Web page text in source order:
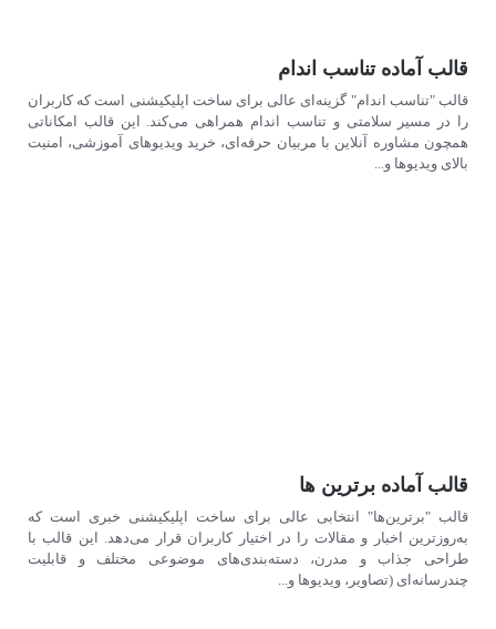
قالب آماده تناسب اندام
قالب "تناسب اندام" گزینه‌ای عالی برای ساخت اپلیکیشنی است که کاربران
را در مسیر سلامتی و تناسب اندام همراهی می‌کند. این قالب امکاناتی
همچون مشاوره آنلاین با مربیان حرفه‌ای، خرید ویدیوهای آموزشی، امنیت
بالای ویدیوها و...
قالب آماده برترین ها
قالب "برترین‌ها" انتخابی عالی برای ساخت اپلیکیشنی خبری است که
به‌روزترین اخبار و مقالات را در اختیار کاربران قرار می‌دهد. این قالب با
طراحی جذاب و مدرن، دسته‌بندی‌های موضوعی مختلف و قابلیت
چندرسانه‌ای (تصاویر، ویدیوها و...